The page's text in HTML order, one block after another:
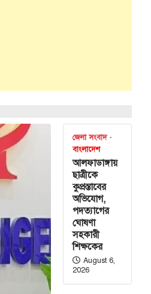
জেলা সংবাদ
বাংলাদেশ
আলফাডাঙ্গায়
ছাত্রীকে
কুপ্রস্তাবের
অভিযোগ,
পদত্যাগের
ঘোষণা
সহকারী
শিক্ষকের
August 6,
2026